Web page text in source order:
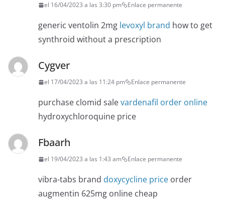
el 16/04/2023 a las 3:30 pm Enlace permanente
generic ventolin 2mg levoxyl brand how to get
synthroid without a prescription
Cygver
el 17/04/2023 a las 11:24 pm Enlace permanente
purchase clomid salevardenafil order online
hydroxychloroquine price
Fbaarh
el 19/04/2023 a las 1:43 am Enlace permanente
vibra-tabs brand doxycycline price order
augmentin 625mg online cheap